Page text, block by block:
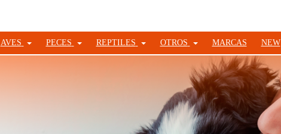
AVES PECES REPTILES OTROS MARCAS NEW